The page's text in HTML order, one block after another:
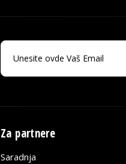
Za partnere
Saradnja